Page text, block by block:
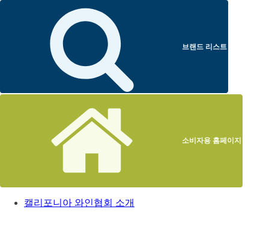
브랜드 리스트
소비자용 홈페이지
캘리포니아 와인협회 소개